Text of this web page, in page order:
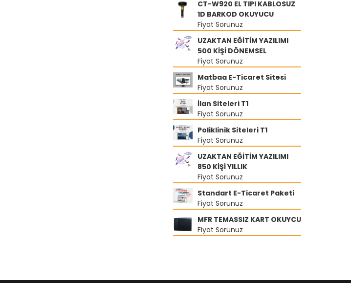
CT-W920 EL TIPI KABLOSUZ
1D BARKOD OKUYUCU
Fiyat Sorunuz
UZAKTAN EĞİTİM YAZILIMI
500 KİŞİ DÖNEMSEL
Fiyat Sorunuz
Matbaa E-Ticaret Sitesi
Fiyat Sorunuz
İlan Siteleri T1
Fiyat Sorunuz
Poliklinik Siteleri T1
Fiyat Sorunuz
UZAKTAN EĞİTİM YAZILIMI
850 KİŞİ YILLIK
Fiyat Sorunuz
Standart E-Ticaret Paketi
Fiyat Sorunuz
MFR TEMASSIZ KART OKUYCU
Fiyat Sorunuz